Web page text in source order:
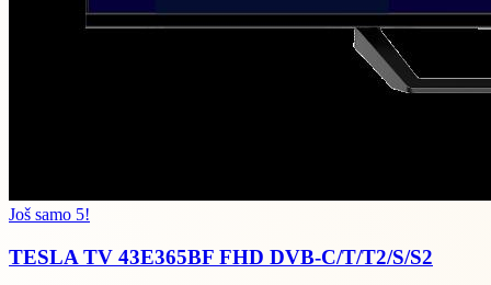
Još samo 5!
TESLA TV 43E365BF FHD DVB-C/T/T2/S/S2